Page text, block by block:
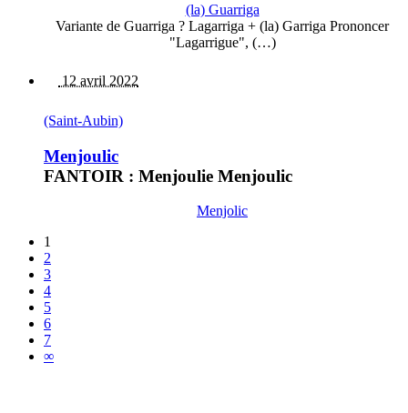
(la) Guarriga
Variante de Guarriga ? Lagarriga + (la) Garriga Prononcer
"Lagarrigue", (…)
12 avril 2022
(Saint-Aubin)
Menjoulic
FANTOIR : Menjoulie Menjoulic
Menjolic
1
2
3
4
5
6
7
∞